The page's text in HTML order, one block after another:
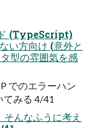
ド (TypeScript)
い方向け (意外と
型の雰囲気を感
でのエラーハン
てみる 4/41
そんなふうに考え